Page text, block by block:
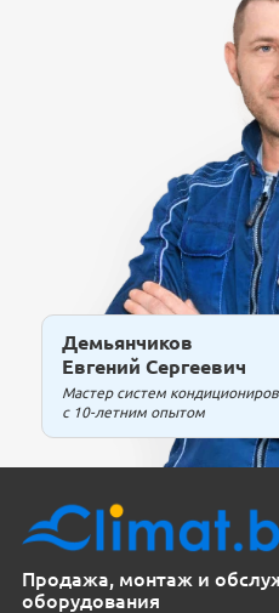
Демьянчиков
Евгений Сергеевич
Мастер систем
с 10-летним опытом
Продажа, монтаж и
оборудования